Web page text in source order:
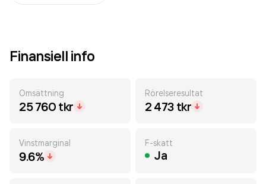
Finansiell info
Omsättning
25 760 tkr
Rörelseresultat
2 473 tkr
Vinstmarginal
9.6%
F-skatt
Ja